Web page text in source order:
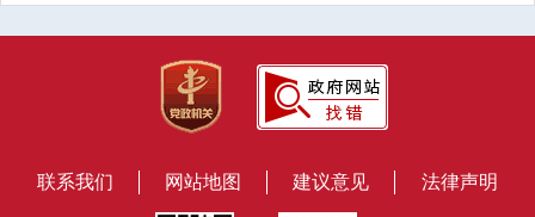
联系我们 网站地图 建议意见 法律声明